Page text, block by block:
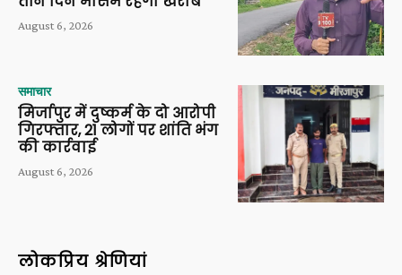
August 6, 2026
समाचार
मिर्जापुर में दुष्कर्म के दो आरोपी
गिरफ्तार, 21 लोगों पर शांति भंग
की कार्रवाई
August 6, 2026
लोकप्रिय श्रेणियां